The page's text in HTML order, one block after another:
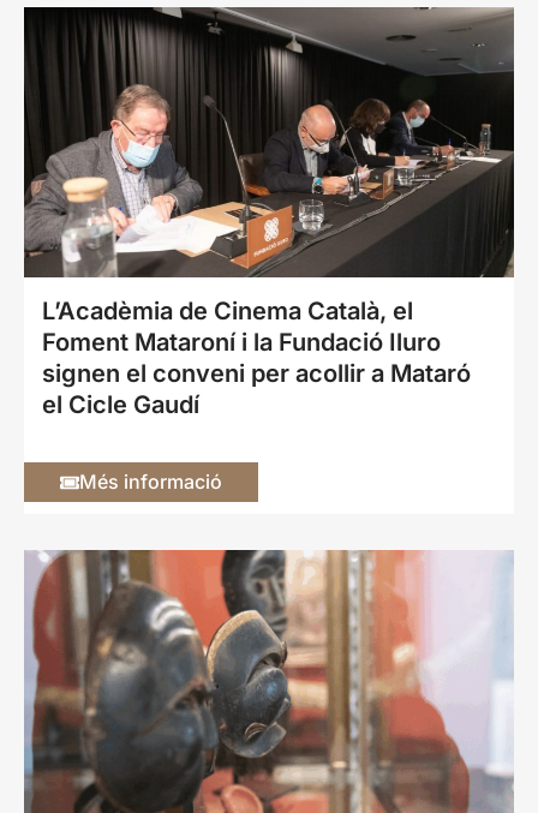
L’Acadèmia de Cinema Català, el
Foment Mataroní i la Fundació Iluro
signen el conveni per acollir a Mataró
el Cicle Gaudí
Més informació